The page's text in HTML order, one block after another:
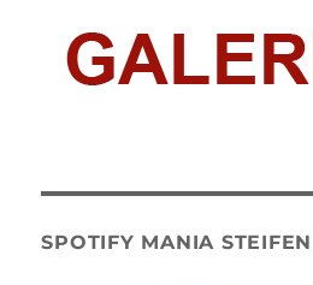
SPOTIFY MANIA